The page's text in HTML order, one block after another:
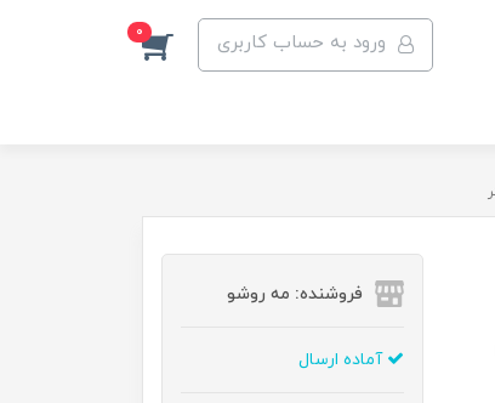
ورود به حساب کاربری 0
فروشنده: مه رو‌شو
آماده ارسال